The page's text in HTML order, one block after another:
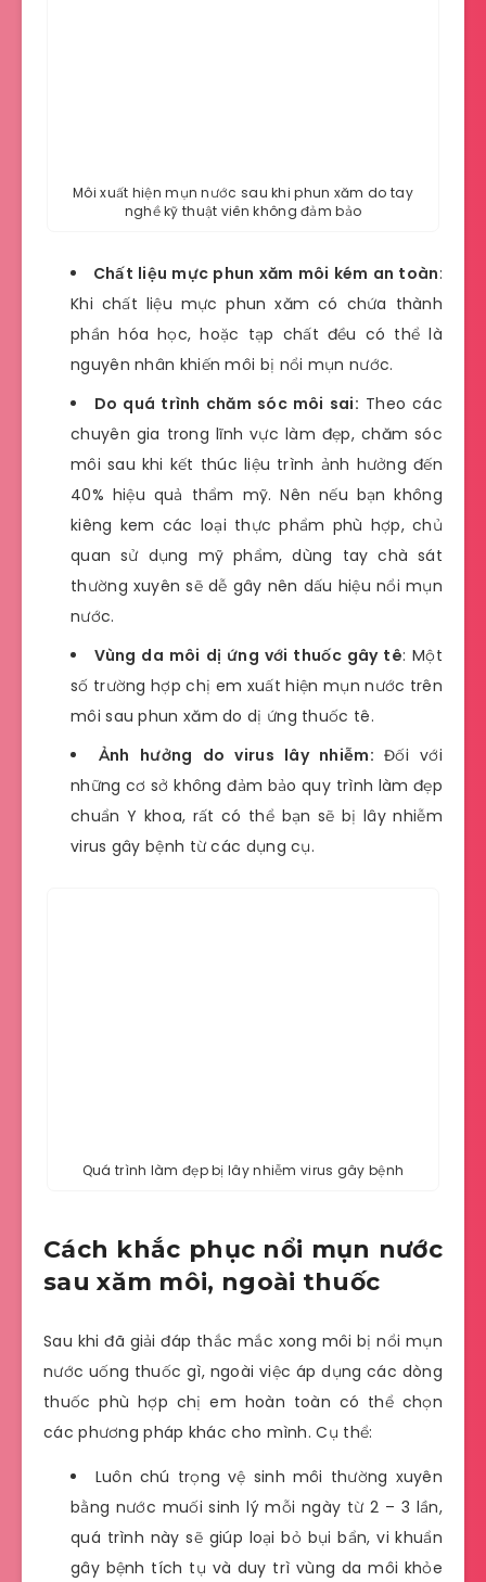
Môi xuất hiện mụn nước sau khi phun xăm do tay
nghề kỹ thuật viên không đảm bảo
Chất liệu mực phun xăm môi kém an toàn:
Khi chất liệu mực phun xăm có chứa thành
phần hóa học, hoặc tạp chất đều có thể là
nguyên nhân khiến môi bị nổi mụn nước.
Do quá trình chăm sóc môi sai: Theo các
chuyên gia trong lĩnh vực làm đẹp, chăm sóc
môi sau khi kết thúc liệu trình ảnh hưởng đến
40% hiệu quả thẩm mỹ. Nên nếu bạn không
kiêng kem các loại thực phẩm phù hợp, chủ
quan sử dụng mỹ phẩm, dùng tay chà sát
thường xuyên sẽ dễ gây nên dấu hiệu nổi mụn
nước.
Vùng da môi dị ứng với thuốc gây tê: Một
số trường hợp chị em xuất hiện mụn nước trên
môi sau phun xăm do dị ứng thuốc tê.
Ảnh hưởng do virus lây nhiễm:Đối với
những cơ sở không đảm bảo quy trình làm đẹp
chuẩn Y khoa, rất có thể bạn sẽ bị lây nhiễm
virus gây bệnh từ các dụng cụ.
Quá trình làm đẹp bị lây nhiễm virus gây bệnh
Cách khắc phục nổi mụn nước
sau xăm môi, ngoài thuốc
Sau khi đã giải đáp thắc mắc xong môi bị nổi mụn
nước uống thuốc gì, ngoài việc áp dụng các dòng
thuốc phù hợp chị em hoàn toàn có thể chọn
các phương pháp khác cho mình. Cụ thể:
Luôn chú trọng vệ sinh môi thường xuyên
bằng nước muối sinh lý mỗi ngày từ 2 – 3 lần,
quá trình này sẽ giúp loại bỏ bụi bẩn, vi khuẩn
gây bệnh tích tụ và duy trì vùng da môi khỏe